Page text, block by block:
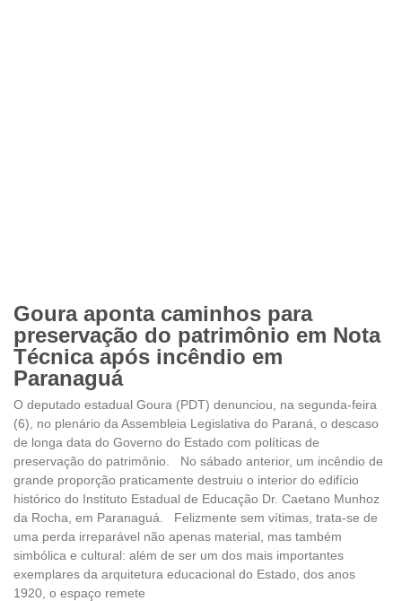
Goura aponta caminhos para
preservação do patrimônio em Nota
Técnica após incêndio em
Paranaguá
O deputado estadual Goura (PDT) denunciou, na segunda-feira
(6), no plenário da Assembleia Legislativa do Paraná, o descaso
de longa data do Governo do Estado com políticas de
preservação do patrimônio. No sábado anterior, um incêndio de
grande proporção praticamente destruiu o interior do edifício
histórico do Instituto Estadual de Educação Dr. Caetano Munhoz
da Rocha, em Paranaguá. Felizmente sem vítimas, trata-se de
uma perda irreparável não apenas material, mas também
simbólica e cultural: além de ser um dos mais importantes
exemplares da arquitetura educacional do Estado, dos anos
1920, o espaço remete